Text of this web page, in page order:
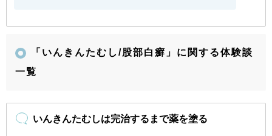
「いんきんたむし/股部白癬」に関する体験談
一覧
いんきんたむしは完治するまで薬を塗る